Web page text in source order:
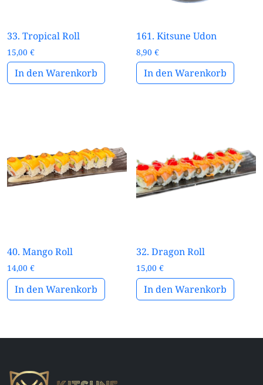
33. Tropical Roll
15,00 €
In den Warenkorb
161. Kitsune Udon
8,90€
In den Warenkorb
40. Mango Roll
14,00 €
In den Warenkorb
32. Dragon Roll
15,00€
In den Warenkorb